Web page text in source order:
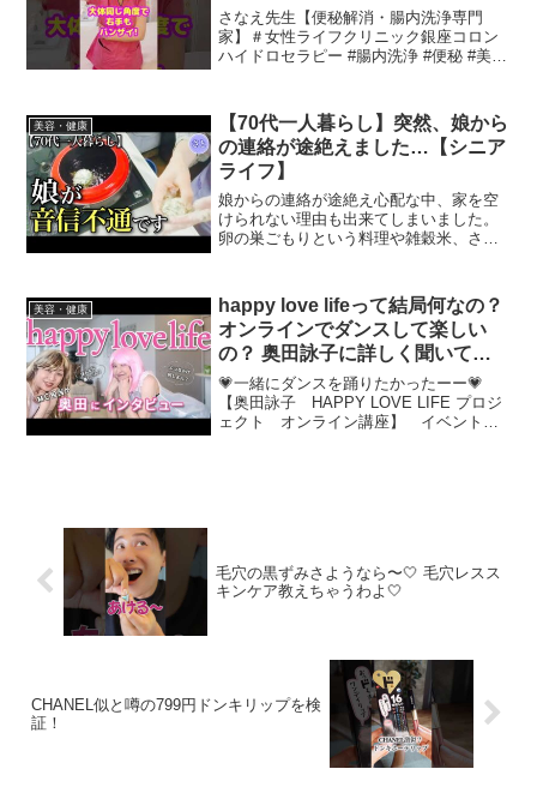
洗浄
さなえ先生【便秘解消・腸内洗浄専門
家】＃女性ライフクリニック銀座コロン
ハイドロセラピー #腸内洗浄 #便秘 #美容
ー）に興味はあるけれど怖い不安と考え
てい...
美容・健康
【70代一人暮らし】突然、娘から
の連絡が途絶えました…【シニア
ライフ】
娘からの連絡が途絶え心配な中、家を空
けられない理由も出来てしまいました。
卵の巣ごもりという料理や雑穀米、さっ
家、独居未亡人の生活をありのままにお
届けしています。チャンネ...
美容・健康
happy love lifeって結局何なの？
オンラインでダンスして楽しい
の？ 奥田詠子に詳しく聞いてみ
た！【#一緒にダンス/#心/#から
だ/#お肌/#美容/#旅/#zoom】
💗一緒にダンスを踊りたかったーー💗
【奥田詠子 HAPPY LOVE LIFE プロジ
ェクト オンライン講座】 イベント日
毛穴の黒ずみさようなら〜🤍 毛穴レスス
キンケア教えちゃうわよ🤍
CHANEL似と噂の799円ドンキリップを検
証！